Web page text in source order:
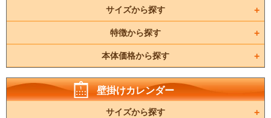
サイズから探す
特徴から探す
本体価格から探す
壁掛けカレンダー
サイズから探す